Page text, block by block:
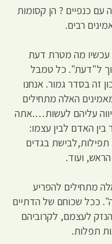
עם כנפיים ? הן קסומות
רבים.
עכשיו מה מטרת דעת
ל"דעת". כל טמבל
זה בסדר גמור. אנחנו
האלה מתחילים
עליהם לעשות….אתה
האדם לבין עצמו:
תפילות,לבישת בגדים
ועוד.
מתחילים להפריע
ככל שכוחם של הדתיים
לעצמם, לקרוביהם
תפלות.